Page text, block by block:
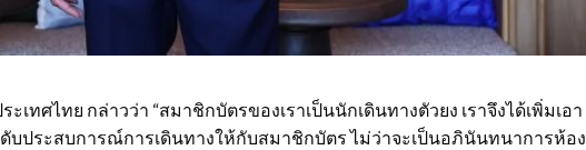
ทศไทย กล่าวว่า “สมาชิกบัตรของเราเป็นนักเดินทางตัวยง เราจึงได้เพิ่มเอา
บประสบการณ์การเดินทางให้กับสมาชิกบัตร ไม่ว่าจะเป็นอภินันทนาการห้อง